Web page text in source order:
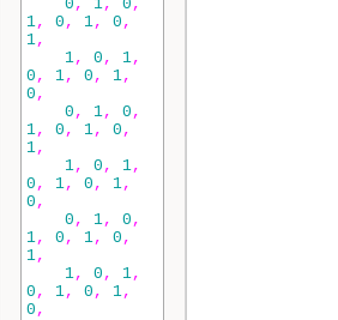
0 , 1, 0 ,
1, 0 , 1, 0 ,
1,
1, 0 , 1,
0 , 1, 0 , 1,
0 ,
0 , 1, 0 ,
1, 0 , 1, 0 ,
1,
1, 0 , 1,
0 , 1, 0 , 1,
0 ,
0 , 1, 0 ,
1, 0 , 1, 0 ,
1,
1, 0 , 1,
0 , 1, 0 , 1,
0 ,